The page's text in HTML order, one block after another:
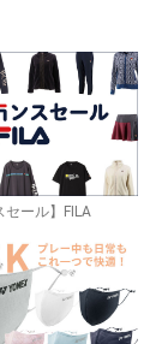
セール】FILA